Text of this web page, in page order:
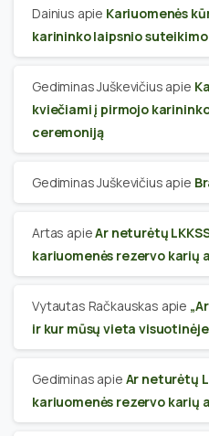
Dainius apie Kariuomenės
karininko laipsnio
Gediminas Juškevičius apie
kviečiami į pirmojo
ceremoniją
Gediminas Juškevičius apie
Artas apieAr neturėtų
kariuomenės rezervo karių
Vytautas Račkauskas apie
ir kur mūsų vieta
Gediminas apie Ar neturėtų
kariuomenės rezervo karių